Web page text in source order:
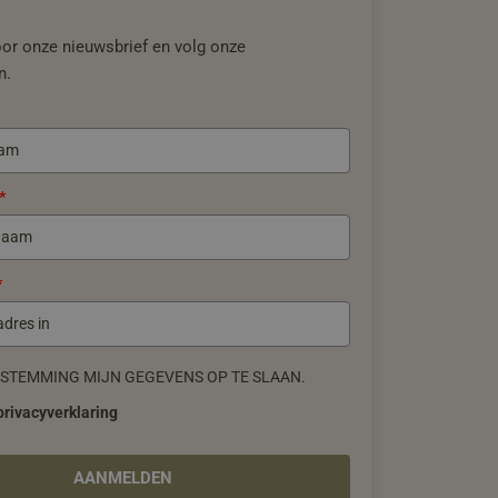
onze nieuwsbrief en volg onze
*
MIJN GEGEVENS OP TE SLAAN.
AANMELDEN